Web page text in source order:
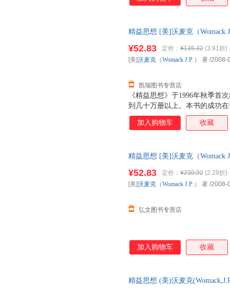
涵义、公司的命运、世界的经
精益思想 [美]沃麦克（Womack
《精益思想》于1996年秋季首
到几十万册以上。本书的成功
者提供了精益的核心原则，实
大小企业推行精益的实际情况
值流动起来；依靠客户需求拉
¥52.83 定价： ¥135.32 (3.91折)
凯瑞图书专营店
[美]沃麦克 （Womack J.P.） 著 /2008-
加入购物车 收藏
精益思想 [美]沃麦克（Womack
¥52.83 定价： ¥230.92 (2.29折)
弘文图书专营店
[美]沃麦克 （Womack J.P.） 著 /2008-
加入购物车 收藏
精益思想 (美)沃麦克